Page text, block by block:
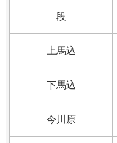
段
上馬込
下馬込
今川原